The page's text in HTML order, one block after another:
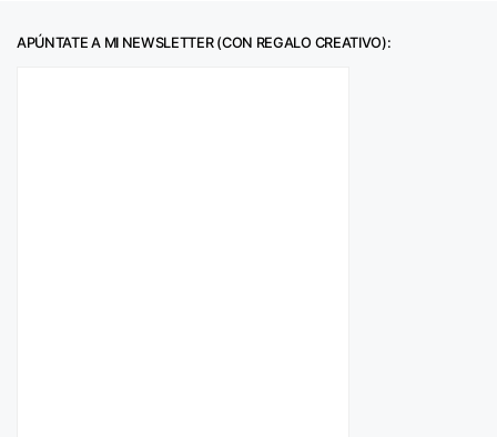
APÚNTATE A MI NEWSLETTER (CON REGALO CREATIVO):